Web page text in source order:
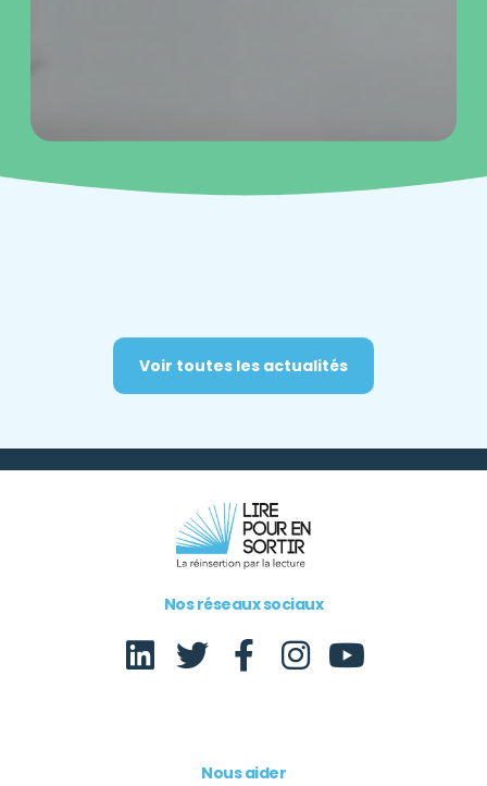
Voir toutes les actualités
Nos réseaux sociaux
Nous aider